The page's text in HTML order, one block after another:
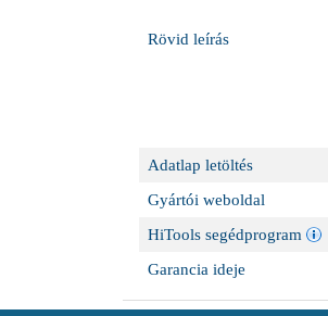
Rövid leírás
Adatlap letöltés
Gyártói weboldal
HiTools segédprogram
Garancia ideje